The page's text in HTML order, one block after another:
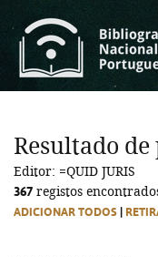
Resultado de
Editor: =QUID JURIS
367 registos
ADICIONAR TODOS